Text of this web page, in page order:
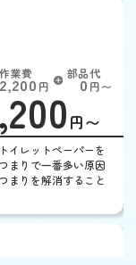
作業費
2,200 円
部品代
0円〜
円〜
イレットペーパーを
まりで一番多い原因
まりを解消すること